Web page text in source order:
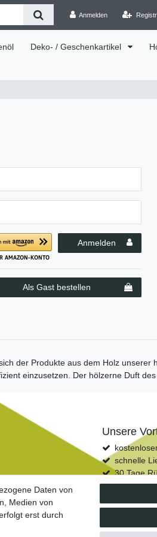
Anmelden
Deko- / Geschenkartikel
Anmelden
Als Gast bestellen
der Produkte aus dem Holz unserer
einzusetzen. Der hölzerne Duft
Unsere
schnelle
30 Tage
Daten von
Medien von
erst durch
Widerrufs­recht Vertrag